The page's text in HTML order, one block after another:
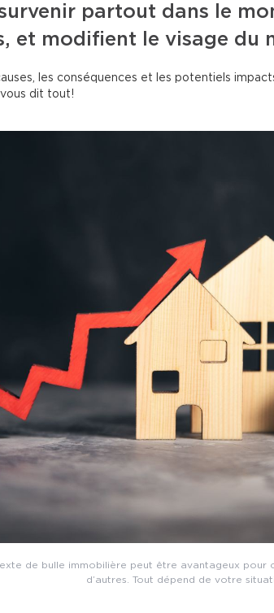
partout dans le
et modifient le visage du
les conséquences et les potentiels
dit tout!
de bulle immobilière peut être avantageux pour
d’autres. Tout dépend de votre